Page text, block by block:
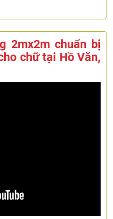
2mx2m chuẩn bị
chữ tại Hồ Văn,